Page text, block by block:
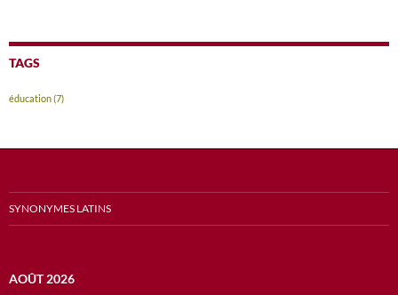
TAGS
éducation(7)
SYNONYMES LATINS
AOÛT 2026